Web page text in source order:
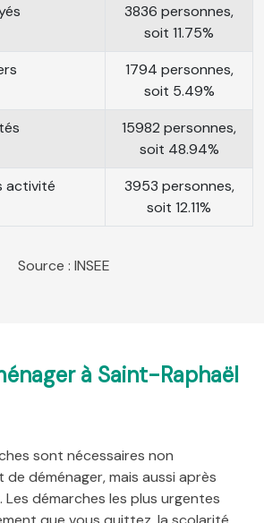
3836 personnes,
soit 11.75%
1794 personnes,
soit 5.49%
15982 personnes,
soit 48.94%
activité
3953 personnes,
soit 12.11%
Source : INSEE
à Saint-Raphaël
sont nécessaires non
déménager, mais aussi après
Les démarches les plus urgentes